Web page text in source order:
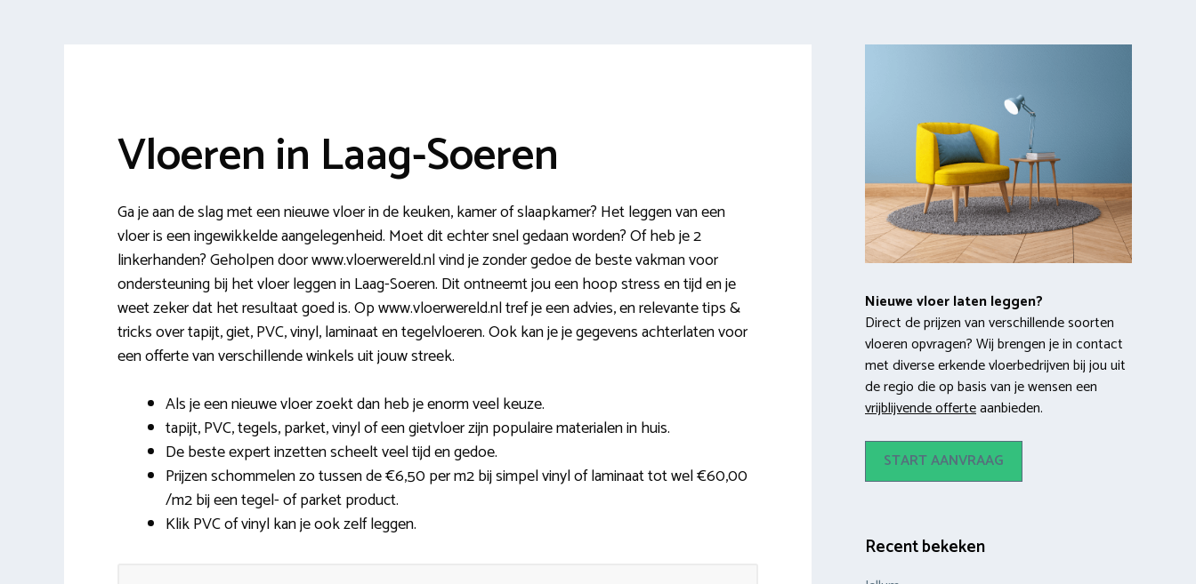
Vloeren in Laag-Soeren
Ga je aan de slag met een nieuwe vloer in de keuken, kamer of slaapkamer? Het leggen van een
vloer is een ingewikkelde aangelegenheid. Moet dit echter snel gedaan worden? Of heb je 2
linkerhanden? Geholpen door www.vloerwereld.nl vind je zonder gedoe de beste vakman voor
ondersteuning bij het vloer leggen in Laag-Soeren. Dit ontneemt jou een hoop stress en tijd en je
weet zeker dat het resultaat goed is. Op www.vloerwereld.nl tref je een advies, en relevante tips &
tricks over tapijt, giet, PVC, vinyl, laminaat en tegelvloeren. Ook kan je je gegevens achterlaten voor
een offerte van verschillende winkels uit jouw streek.
Als je een nieuwe vloer zoekt dan heb je enorm veel keuze.
tapijt, PVC, tegels, parket, vinyl of een gietvloer zijn populaire materialen in huis.
De beste expert inzetten scheelt veel tijd en gedoe.
Prijzen schommelen zo tussen de €6,50 per m2 bij simpel vinyl of laminaat tot wel €60,00
/m2 bij een tegel- of parket product.
Klik PVC of vinyl kan je ook zelf leggen.
Nieuwe vloer laten leggen?
Direct de prijzen van verschillende soorten
vloeren opvragen? Wij brengen je in contact
met diverse erkende vloerbedrijven bij jou uit
de regio die op basis van je wensen een
vrijblijvende offerteaanbieden.
START AANVRAAG
Recent bekeken